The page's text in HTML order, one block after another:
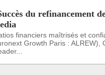
du refinancement
financiers maîtrisés et
Growth Paris : ALREW),